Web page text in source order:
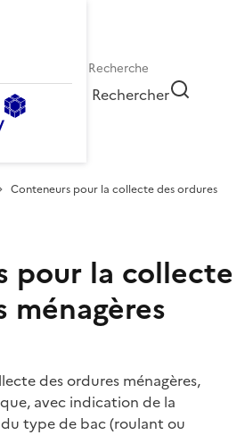
Rechercher
Conteneurs pour la collecte des ordures
pour la collecte
ménagères
des ordures ménagères,
avec indication de la
type de bac (roulant ou